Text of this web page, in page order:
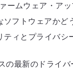
ームウェア・ア
ソフトウェアか
ィとプライバシ
の最新のドライバ